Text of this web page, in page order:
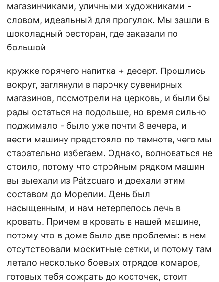
магазинчиками, уличными художниками -
словом, идеальный для прогулок. Мы зашли в
шоколадный ресторан, где заказали по
большой
кружке горячего напитка + десерт. Прошлись
вокруг, заглянули в парочку сувенирных
магазинов, посмотрели на церковь, и были бы
рады остаться на подольше, но время сильно
поджимало - было уже почти 8 вечера, и
вести машину предстояло по темноте, чего мы
старательно избегаем. Однако, волноваться не
стоило, потому что стройным рядком машин
вы выехали из Pátzcuaro и доехали этим
составом до Морелии. День был
насыщенным, и нам нетерпелось лечь в
кровать. Причем в кровать в нашей машине,
потому что в доме было две проблемы: в нем
отсутствовали москитные сетки, и потому там
летало несколько боевых отрядов комаров,
готовых тебя сожрать до косточек, стоит